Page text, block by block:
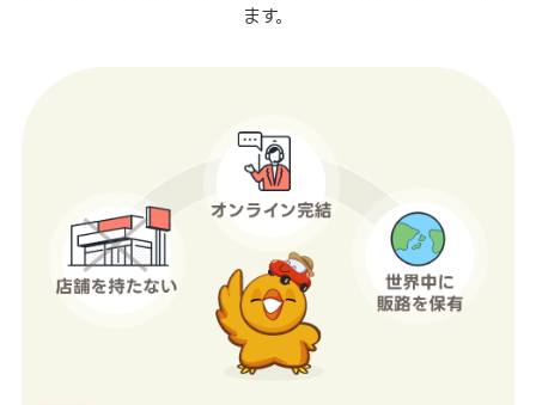
ます。